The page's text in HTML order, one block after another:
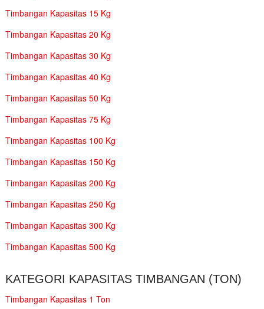
Timbangan Kapasitas 15 Kg
Timbangan Kapasitas 20 Kg
Timbangan Kapasitas 30 Kg
Timbangan Kapasitas 40 Kg
Timbangan Kapasitas 50 Kg
Timbangan Kapasitas 75 Kg
Timbangan Kapasitas 100 Kg
Timbangan Kapasitas 150 Kg
Timbangan Kapasitas 200 Kg
Timbangan Kapasitas 250 Kg
Timbangan Kapasitas 300 Kg
Timbangan Kapasitas 500 Kg
KATEGORI KAPASITAS TIMBANGAN (TON)
Timbangan Kapasitas 1 Ton